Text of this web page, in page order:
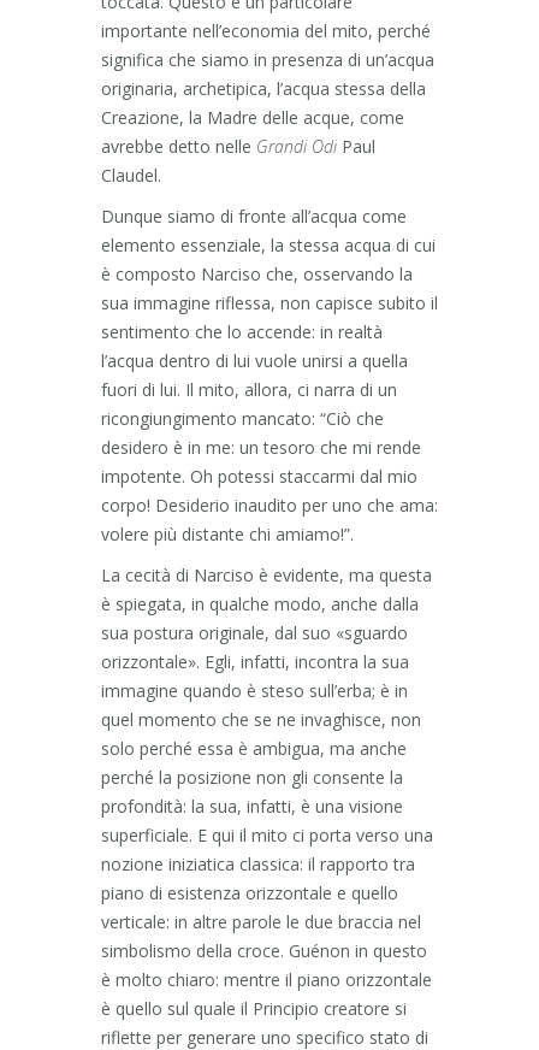
importante nell’economia del mito, perché
significa che siamo in presenza di un’acqua
originaria, archetipica, l’acqua stessa della
Creazione, la Madre delle acque, come
avrebbe detto nelle Grandi OdiPaul
Claudel.
Dunque siamo di fronte all’acqua come
elemento essenziale, la stessa acqua di cui
è composto Narciso che, osservando la
sua immagine riflessa, non capisce subito il
sentimento che lo accende: in realtà
l’acqua dentro di lui vuole unirsi a quella
fuori di lui. Il mito, allora, ci narra di un
ricongiungimento mancato: “Ciò che
desidero è in me: un tesoro che mi rende
impotente. Oh potessi staccarmi dal mio
corpo! Desiderio inaudito per uno che ama:
volere più distante chi amiamo!”.
La cecità di Narciso è evidente, ma questa
è spiegata, in qualche modo, anche dalla
sua postura originale, dal suo «sguardo
orizzontale». Egli, infatti, incontra la sua
immagine quando è steso sull’erba; è in
quel momento che se ne invaghisce, non
solo perché essa è ambigua, ma anche
perché la posizione non gli consente la
profondità: la sua, infatti, è una visione
superficiale. E qui il mito ci porta verso una
nozione iniziatica classica: il rapporto tra
piano di esistenza orizzontale e quello
verticale: in altre parole le due braccia nel
simbolismo della croce. Guénon in questo
è molto chiaro: mentre il piano orizzontale
è quello sul quale il Principio creatore si
riflette per generare uno specifico stato di